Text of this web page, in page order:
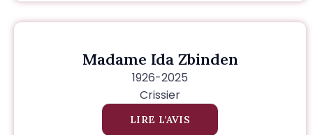
Madame Ida Zbinden
1926-2025
Crissier
LIRE L’AVIS